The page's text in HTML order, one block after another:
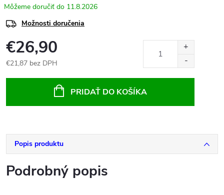
11.8.2026
Možnosti doručenia
€26,90
€21,87 bez DPH
PRIDAŤ DO KOŠÍKA
Popis produktu
Podrobný popis